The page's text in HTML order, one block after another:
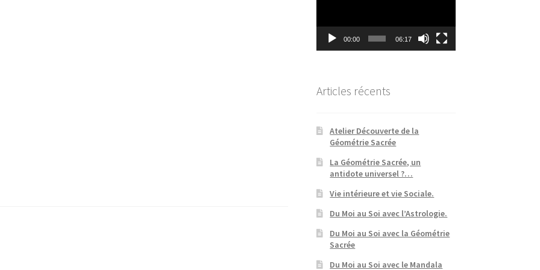
00:00 06:17
Articles récents
Atelier Découverte de la
Géométrie Sacrée
La Géométrie Sacrée, un
antidote universel ?…
Vie intérieure et vie Sociale.
Du Moi au Soi avec l’Astrologie.
Du Moi au Soi avec la Géométrie
Sacrée
Du Moi au Soi avec le Mandala